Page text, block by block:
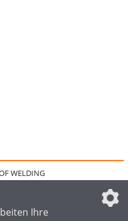
WELDING
IMPRESSUM
Ihre